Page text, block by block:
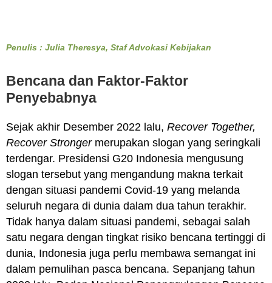
Penulis : Julia Theresya, Staf Advokasi Kebijakan
Bencana dan Faktor-Faktor
Penyebabnya
Sejak akhir Desember 2022 lalu, Recover Together,
Recover Strongermerupakan slogan yang seringkali
terdengar. Presidensi G20 Indonesia mengusung
slogan tersebut yang mengandung makna terkait
dengan situasi pandemi Covid-19 yang melanda
seluruh negara di dunia dalam dua tahun terakhir.
Tidak hanya dalam situasi pandemi, sebagai salah
satu negara dengan tingkat risiko bencana tertinggi di
dunia, Indonesia juga perlu membawa semangat ini
dalam pemulihan pasca bencana. Sepanjang tahun